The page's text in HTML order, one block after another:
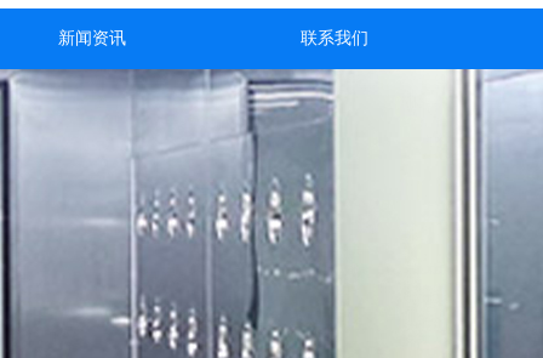
新闻资讯 联系我们